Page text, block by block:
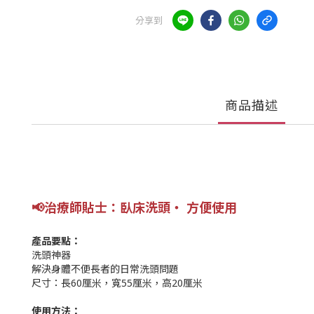
分享到
商品描述
📢治療師貼士： 臥床洗頭‧ 方便使用
產品要點：
洗頭神器
解決身體不便長者的日常洗頭問題
尺寸：長60厘米，寬55厘米，高20厘米
使用方法：